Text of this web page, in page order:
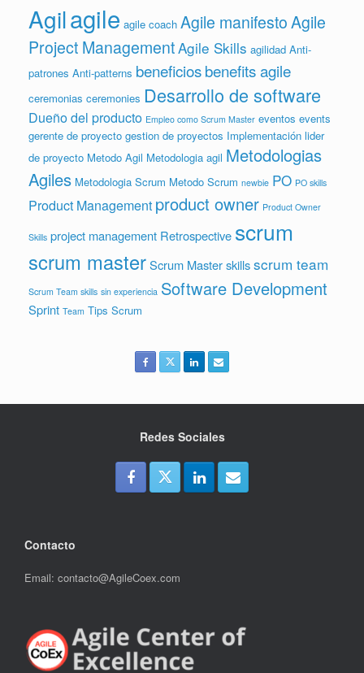
Agilagile agile coach Agile manifestoAgile
Project ManagementAgile Skills agilidad Anti-
patrones Anti-patterns beneficiosbenefits agile
ceremonias ceremonies Desarrollo de software
Dueño del producto Empleo como Scrum Master eventos events
gerente de proyecto gestion de proyectos Implementación lider
de proyecto Metodo Agil Metodologia agil Metodologias
Agiles Metodologia Scrum Metodo Scrum newbie PO PO skills
Product Management product owner Product Owner
Skills project management Retrospective scrum
scrum masterScrum Master skillsscrum team
Scrum Team skills sin experiencia Software Development
Sprint Team Tips Scrum
Redes Sociales
Contacto
Email: contacto@AgileCoex.com